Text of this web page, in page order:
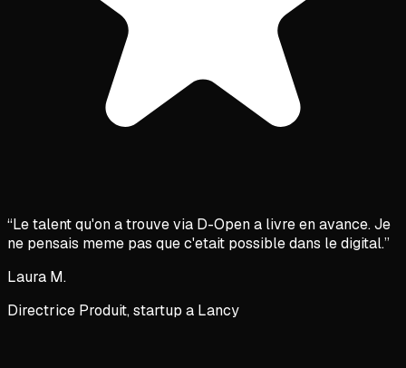
“Le talent qu'on a trouve via D-Open a livre en avance. Je
ne pensais meme pas que c'etait possible dans le digital.”
Laura M.
Directrice Produit, startup a Lancy